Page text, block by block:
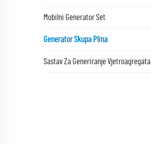
Mobilni Generator Set
Generator Skupa Plina
Sastav Za Generiranje Vjetroagregata